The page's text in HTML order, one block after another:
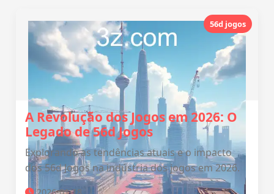
56d jogos
A Revolução dos Jogos em 2026: O
Legado de 56d Jogos
Explorando as tendências atuais e o impacto
dos 56d Jogos na indústria dos jogos em 2026.